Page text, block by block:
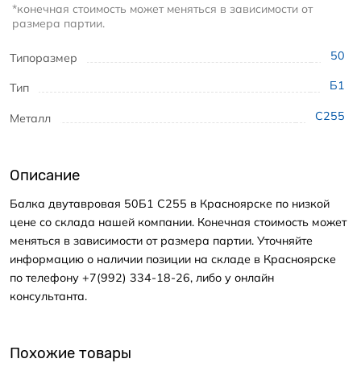
Типоразмер 50
Тип Б1
Металл С255
*конечная стоимость может меняться в зависимости от
размера партии.
Описание
Балка двутавровая 50Б1 С255 в Красноярске по низкой
цене со склада нашей компании. Конечная стоимость может
меняться в зависимости от размера партии. Уточняйте
информацию о наличии позиции на складе в Красноярске
по телефону +7(992) 334-18-26, либо у онлайн
консультанта.
Похожие товары